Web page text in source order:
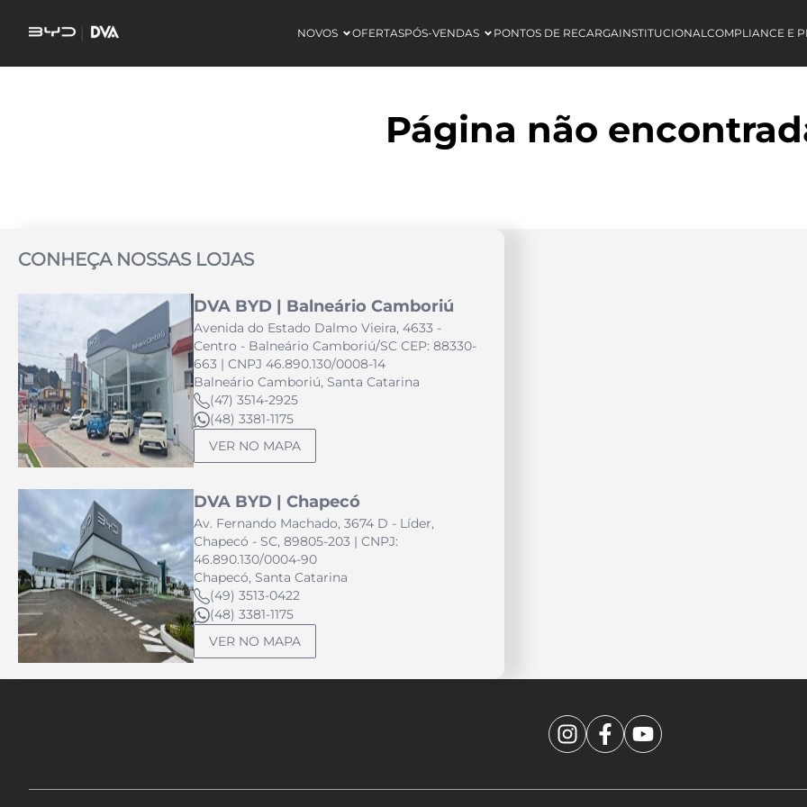
NOVOS OFERTASPÓS-VENDAS PONTOS DE RECARGAINSTITUCIONALCOMPLIANCE E
Página não
CONHEÇA NOSSAS LOJAS
DVA BYD | Balneário Camboriú
Avenida do Estado Dalmo Vieira, 4633 -
Centro - Balneário Camboriú/SC CEP: 88330-
663 | CNPJ 46.890.130/0008-14
Balneário Camboriú, Santa Catarina
(47) 3514-2925
(48) 3381-1175
VER NO MAPA
DVA BYD | Chapecó
Av. Fernando Machado, 3674 D - Líder,
Chapecó - SC, 89805-203 | CNPJ:
46.890.130/0004-90
Chapecó, Santa Catarina
(49) 3513-0422
(48) 3381-1175
VER NO MAPA
(48) 3771-3508